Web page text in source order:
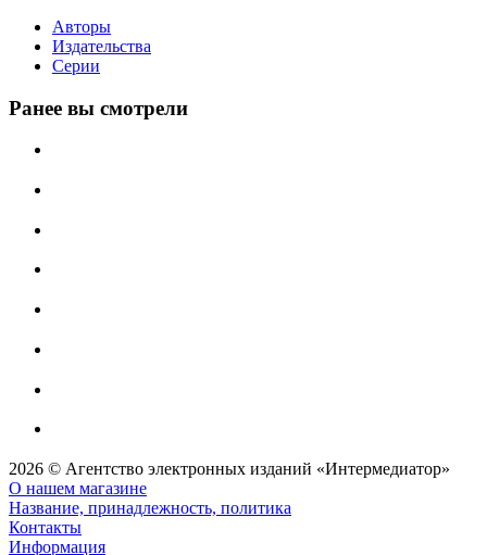
Авторы
Издательства
Серии
Ранее вы смотрели
2026 © Агентство электронных изданий «Интермедиатор»
О нашем магазине
Название, принадлежность, политика
Контакты
Информация